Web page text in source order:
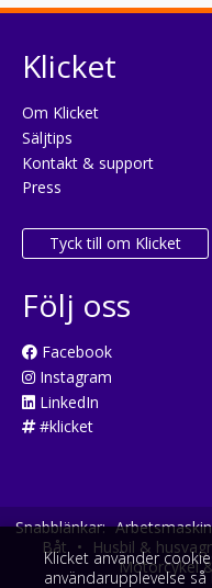
Klicket
Om Klicket
Säljtips
Kontakt & support
Press
Tyck till om Klicket
Följ oss
Facebook
Instagram
LinkedIn
#klicket
Snabblänkar: Arbetsmaskin
Båt • Husbil &
Motorcykel
Klicket använder
användarupplevelse